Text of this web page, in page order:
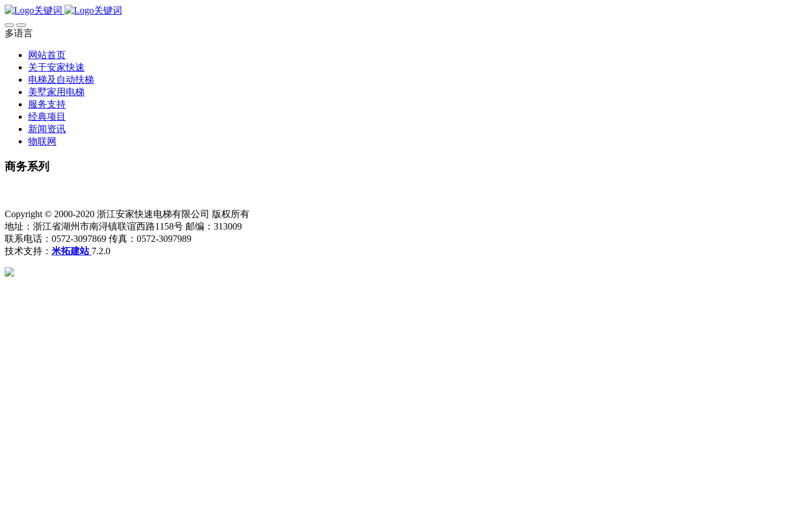
多语言
网站首页
关于安家快速
电梯及自动扶梯
美墅家用电梯
服务支持
经典项目
新闻资讯
物联网
商务系列
Copyright © 2000-2020 浙江安家快速电梯有限公司 版权所有
地址：浙江省湖州市南浔镇联谊西路1158号 邮编：313009
联系电话：0572-3097869 传真：0572-3097989
技术支持： 米拓建站 7.2.0